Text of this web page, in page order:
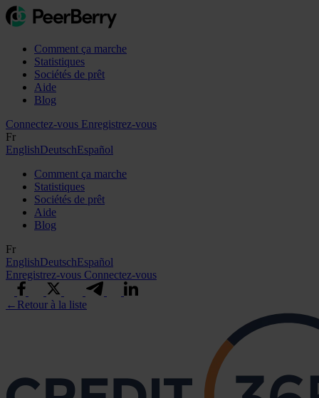
Comment ça marche
Statistiques
Sociétés de prêt
Aide
Blog
Connectez-vous Enregistrez-vous
Fr
EnglishDeutschEspañol
Comment ça marche
Statistiques
Sociétés de prêt
Aide
Blog
Fr
EnglishDeutschEspañol
Enregistrez-vous Connectez-vous
← Retour à la liste